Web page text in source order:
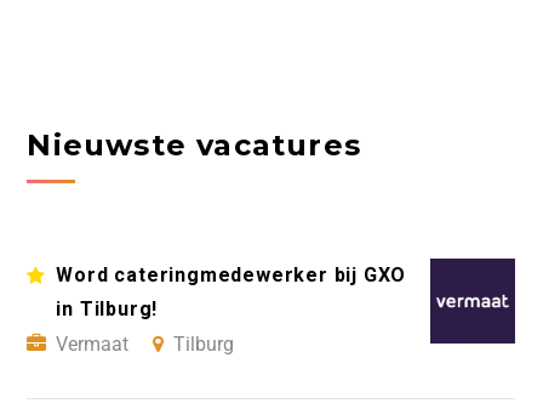
Nieuwste vacatures
Word cateringmedewerker bij GXO
in Tilburg!
Vermaat
Tilburg